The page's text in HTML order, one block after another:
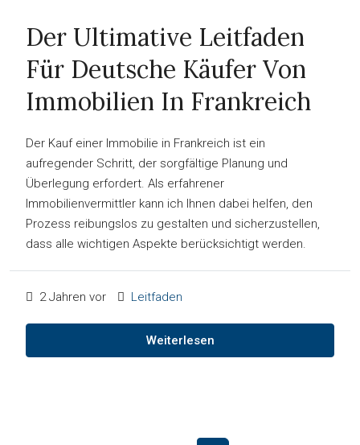
Der Ultimative Leitfaden
Für Deutsche Käufer Von
Immobilien In Frankreich
Der Kauf einer Immobilie in Frankreich ist ein
aufregender Schritt, der sorgfältige Planung und
Überlegung erfordert. Als erfahrener
Immobilienvermittler kann ich Ihnen dabei helfen, den
Prozess reibungslos zu gestalten und sicherzustellen,
dass alle wichtigen Aspekte berücksichtigt werden.
2 Jahren vor Leitfaden
Weiterlesen